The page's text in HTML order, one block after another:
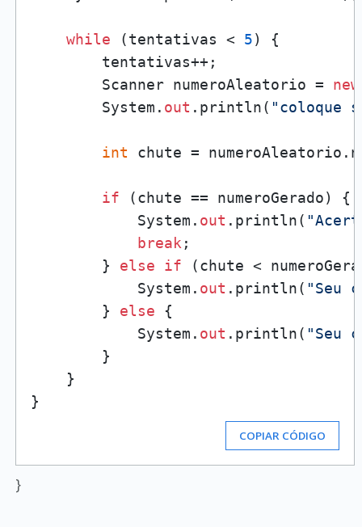
while (tentativas < 5) {
        tentativas++;
        Scanner numeroAleatorio =
new
        System.
out .println( "coloque
int chute =
if (chute == numeroGerado) {
            System.
out .println(
break ;
        }
else if (chute <
            System.
out .println( "Seu
        }
else {
            System.
out .println( "Seu
        }
    }
COPIAR CÓDIGO
}